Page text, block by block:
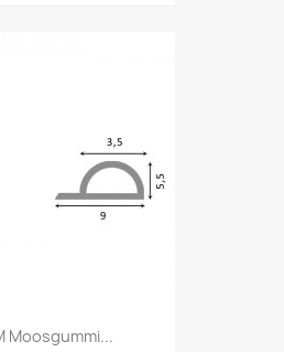
Moosgummi...